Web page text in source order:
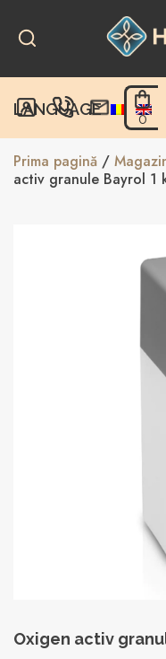
content
LANGUAGE
0
Prima pagină /
activ granule Bayrol 1
Oxigen activ